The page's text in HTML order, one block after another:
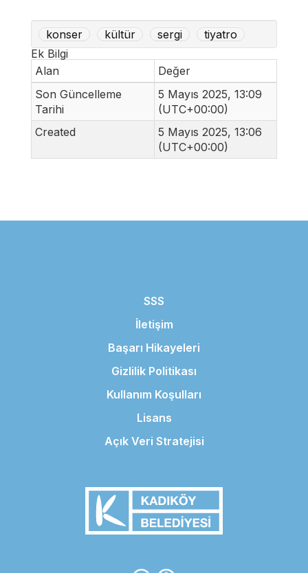
konser kültür sergi
tiyatro
Ek Bilgi
Alan
Değer
Son Güncelleme
Tarihi
5 Mayıs 2025, 13:09
(UTC+00:00)
Created
5 Mayıs 2025, 13:06
(UTC+00:00)
SSS
İletişim
Başarı Hikayeleri
Gizlilik Politikası
Kullanım Koşulları
Lisans
Açık Veri Stratejisi